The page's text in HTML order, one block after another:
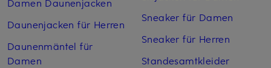
Damen Daunenjacken
Daunenjacken für Herren
Daunenmäntel für
Damen
Sneaker für Damen
Sneaker für Herren
Standesamtkleider